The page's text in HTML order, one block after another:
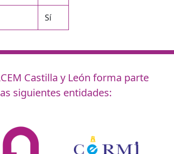
Sí
Castilla y León forma parte
siguientes entidades: